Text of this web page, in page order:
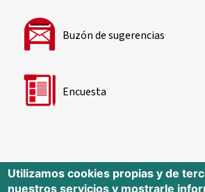
Buzón de sugerencias
Encuesta
Utilizamos cookies propias y de
nuestros servicios y mostrarle